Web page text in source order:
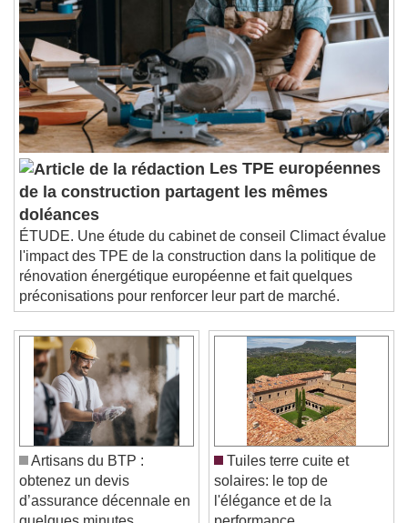
Les TPE européennes
de la construction partagent les mêmes
doléances
ÉTUDE. Une étude du cabinet de conseil Climact évalue
l'impact des TPE de la construction dans la politique de
rénovation énergétique européenne et fait quelques
préconisations pour renforcer leur part de marché.
Artisans du BTP :
obtenez un devis
d’assurance décennale en
Tuiles terre cuite et
solaires: le top de
l'élégance et de la